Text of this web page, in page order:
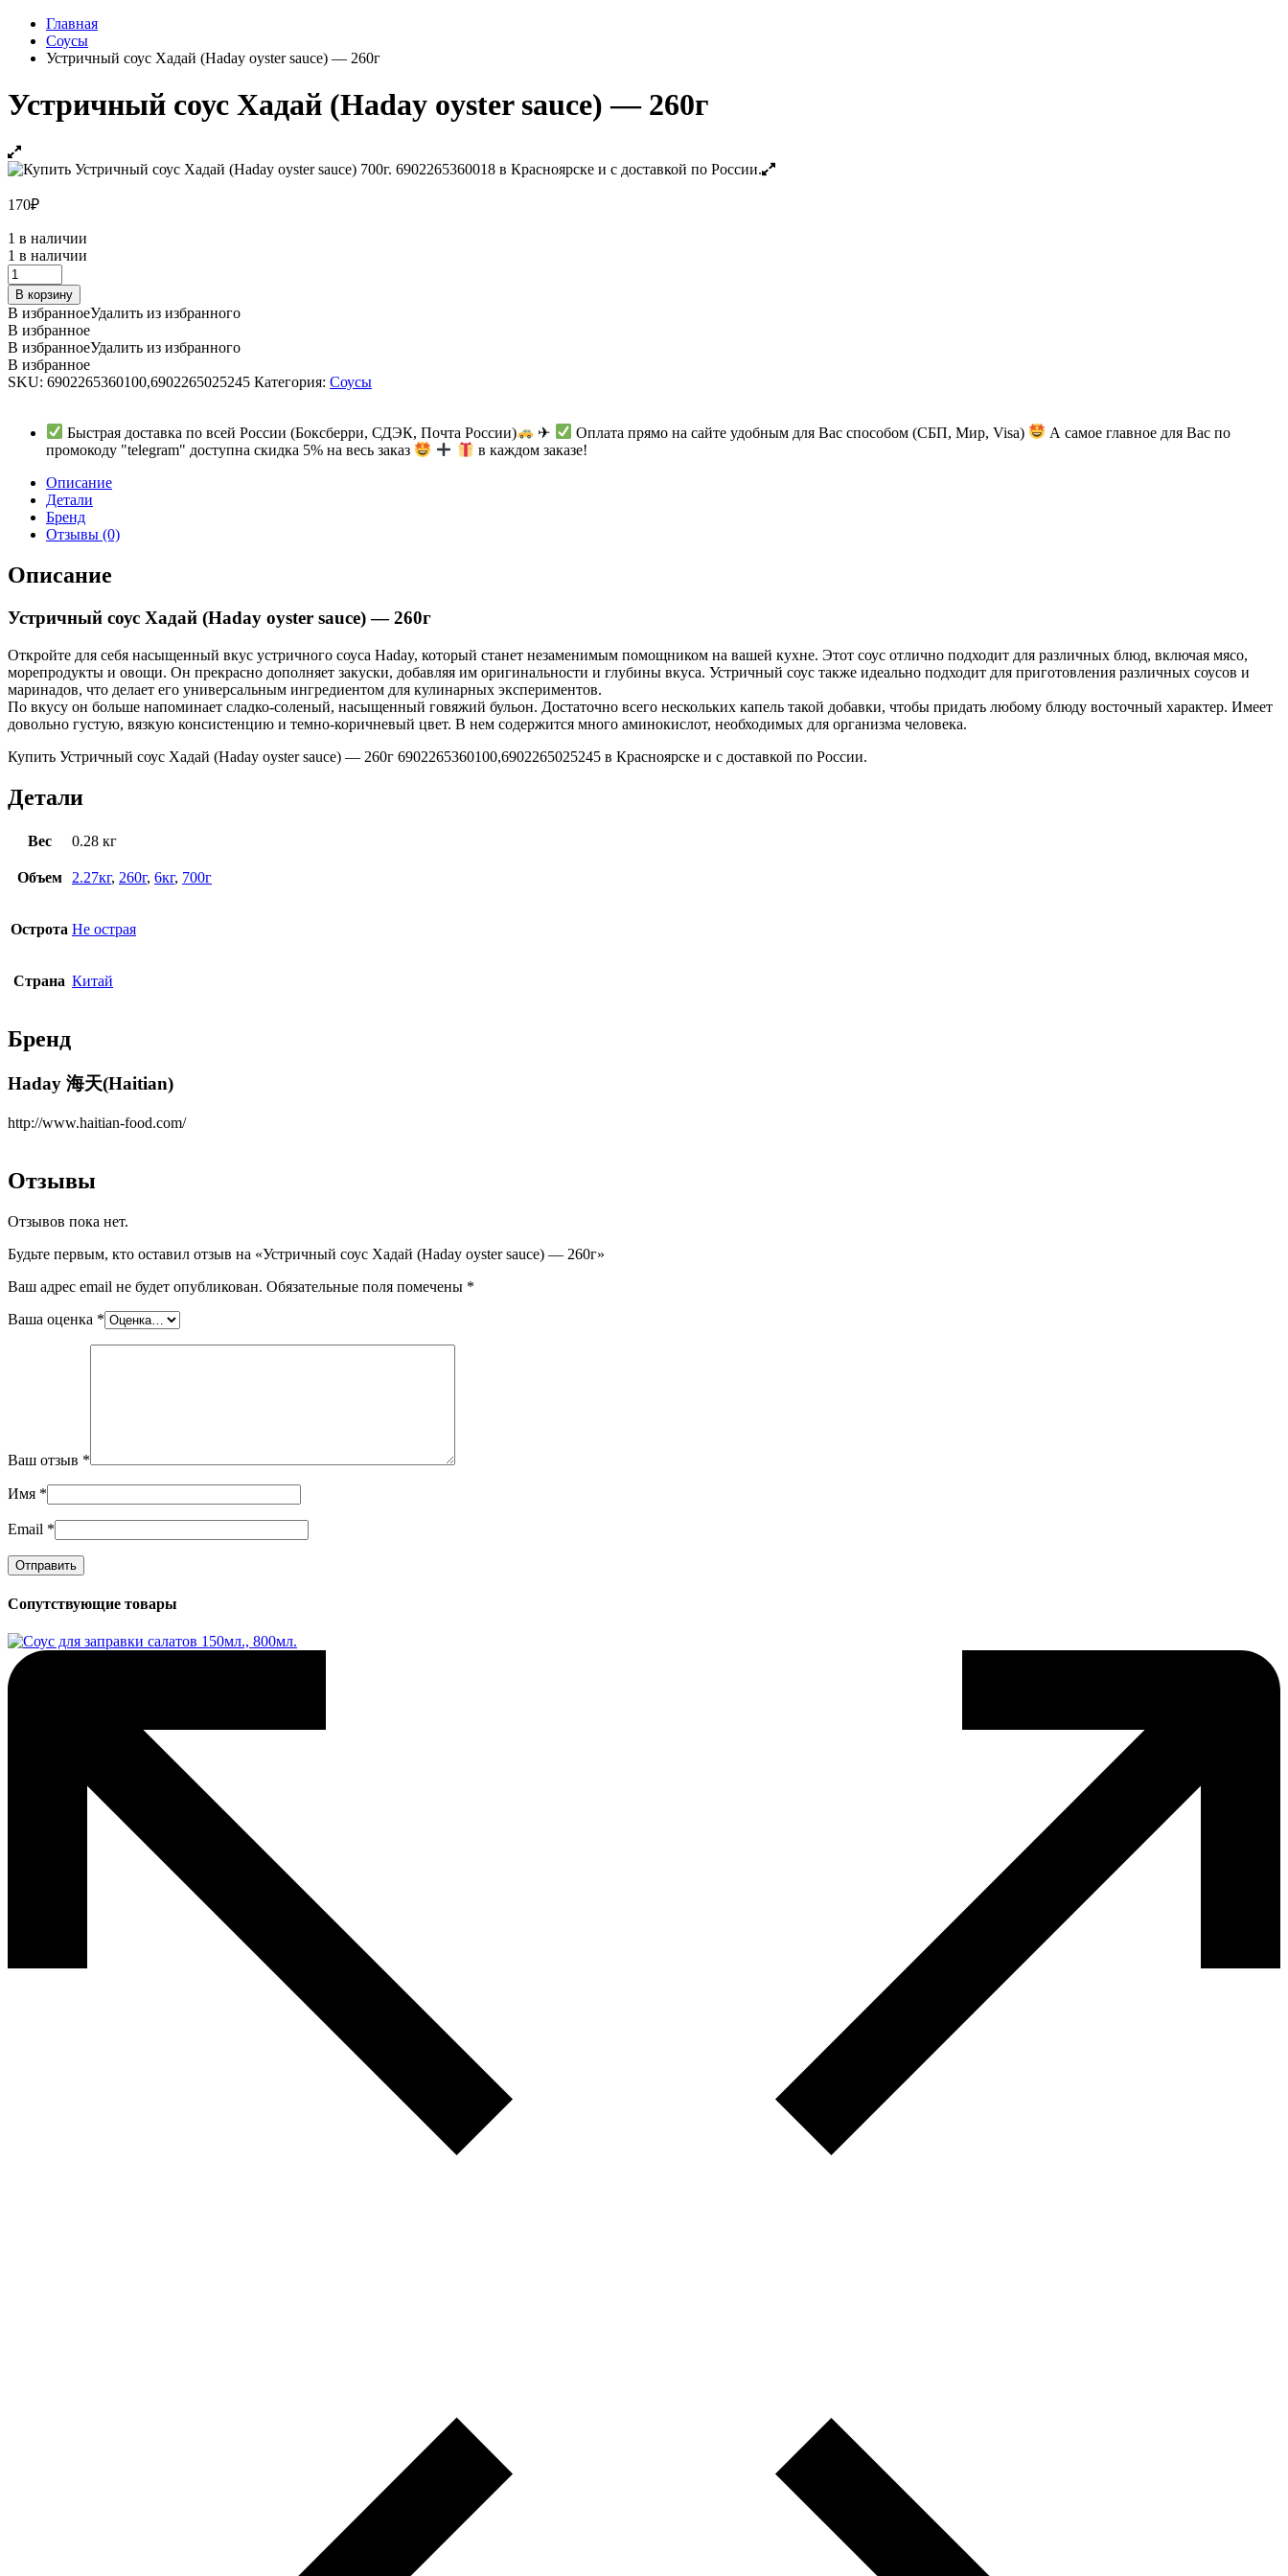
Главная
Соусы
Устричный соус Хадай (Haday oyster sauce) — 260г
Устричный соус Хадай (Haday oyster sauce) — 260г
170₽
1 в наличии
1 в наличии
Устричный
соус
Хадай
(Haday
oyster
sauce)
-
260г
В корзину
В избранноеУдалить из избранного
В избранное
В избранноеУдалить из избранного
В избранное
SKU: 6902265360100,6902265025245 Категория: Соусы
Быстрая доставка по всей России (Боксберри, СДЭК, Почта России) ✈ Оплата прямо на сайте удобным для Вас способом (СБП, Мир, Visa)
А самое главное для Вас по
промокоду "telegram" доступна скидка 5% на весь заказ
в каждом заказе!
Описание
Детали
Бренд
Отзывы (0)
Описание
Устричный соус Хадай (Haday oyster sauce) — 260г
Откройте для себя насыщенный вкус устричного соуса Haday, который станет незаменимым помощником на вашей кухне. Этот соус отлично подходит для различных блюд, включая мясо,
морепродукты и овощи. Он прекрасно дополняет закуски, добавляя им оригинальности и глубины вкуса. Устричный соус также идеально подходит для приготовления различных соусов и
маринадов, что делает его универсальным ингредиентом для кулинарных экспериментов.
По вкусу он больше напоминает сладко-соленый, насыщенный говяжий бульон. Достаточно всего нескольких капель такой добавки, чтобы придать любому блюду восточный характер. Имеет
довольно густую, вязкую консистенцию и темно-коричневый цвет. В нем содержится много аминокислот, необходимых для организма человека.
Купить Устричный соус Хадай (Haday oyster sauce) — 260г 6902265360100,6902265025245 в Красноярске и с доставкой по России.
Детали
Вес 0.28 кг
Объем 2.27кг, 260г, 6кг, 700г
Острота Не острая
Страна Китай
Бренд
Haday 海天(Haitian)
http://www.haitian-food.com/
Отзывы
Отзывов пока нет.
Будьте первым, кто оставил отзыв на «Устричный соус Хадай (Haday oyster sauce) — 260г»
Ваш адрес email не будет опубликован. Обязательные поля помечены *
Ваша оценка *
Ваш отзыв *
Имя *
Email *
Сопутствующие товары